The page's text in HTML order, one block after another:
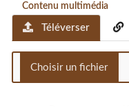
Contenu multimédia
Téléverser